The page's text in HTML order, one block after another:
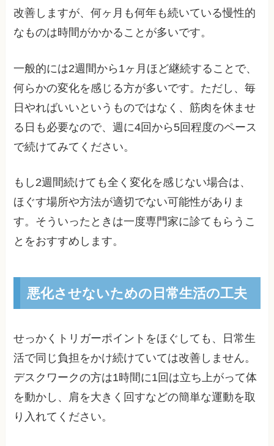
改善しますが、何ヶ月も何年も続いている慢性的
なものは時間がかかることが多いです。
一般的には2週間から1ヶ月ほど継続することで、
何らかの変化を感じる方が多いです。ただし、毎
日やればいいというものではなく、筋肉を休ませ
る日も必要なので、週に4回から5回程度のペース
で続けてみてください。
もし2週間続けても全く変化を感じない場合は、
ほぐす場所や方法が適切でない可能性がありま
す。そういったときは一度専門家に診てもらうこ
とをおすすめします。
悪化させないための日常生活の工夫
せっかくトリガーポイントをほぐしても、日常生
活で同じ負担をかけ続けていては改善しません。
デスクワークの方は1時間に1回は立ち上がって体
を動かし、肩を大きく回すなどの簡単な運動を取
り入れてください。